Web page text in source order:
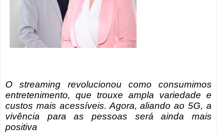
O streaming revolucionou como consumimos
entretenimento, que trouxe ampla variedade e
custos mais acessíveis. Agora, aliando ao 5G, a
vivência para as pessoas será ainda mais
positiva